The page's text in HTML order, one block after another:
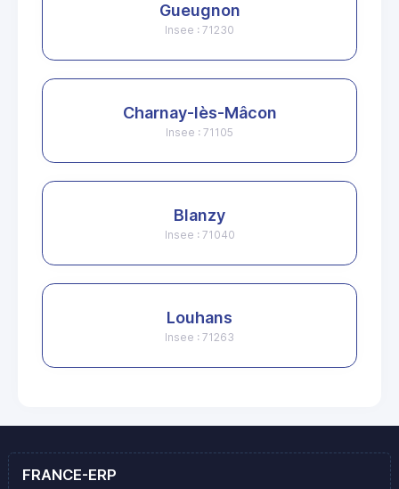
Gueugnon
Insee : 71230
Charnay-lès-Mâcon
Insee : 71105
Blanzy
Insee : 71040
Louhans
Insee : 71263
FRANCE-ERP